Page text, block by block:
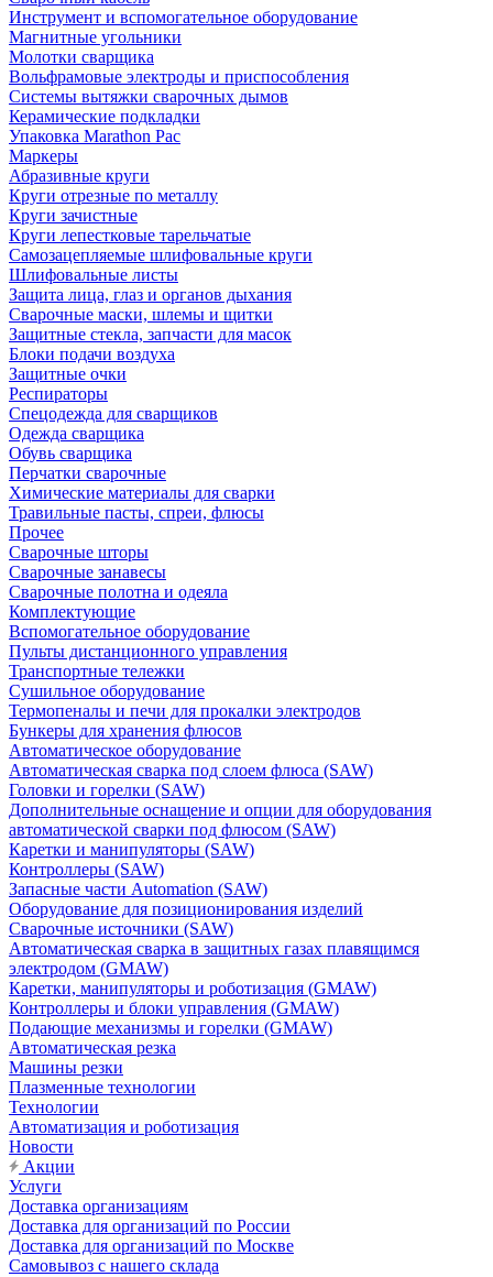
Инструмент и вспомогательное оборудование
Магнитные угольники
Молотки сварщика
Вольфрамовые электроды и приспособления
Системы вытяжки сварочных дымов
Керамические подкладки
Упаковка Marathon Pac
Маркеры
Абразивные круги
Круги отрезные по металлу
Круги зачистные
Круги лепестковые тарельчатые
Самозацепляемые шлифовальные круги
Шлифовальные листы
Защита лица, глаз и органов дыхания
Сварочные маски, шлемы и щитки
Защитные стекла, запчасти для масок
Блоки подачи воздуха
Защитные очки
Респираторы
Спецодежда для сварщиков
Одежда сварщика
Обувь сварщика
Перчатки сварочные
Химические материалы для сварки
Травильные пасты, спреи, флюсы
Прочее
Сварочные шторы
Сварочные занавесы
Сварочные полотна и одеяла
Комплектующие
Вспомогательное оборудование
Пульты дистанционного управления
Транспортные тележки
Сушильное оборудование
Термопеналы и печи для прокалки электродов
Бункеры для хранения флюсов
Автоматическое оборудование
Автоматическая сварка под слоем флюса (SAW)
Головки и горелки (SAW)
Дополнительные оснащение и опции для оборудования
автоматической сварки под флюсом (SAW)
Каретки и манипуляторы (SAW)
Контроллеры (SAW)
Запасные части Automation (SAW)
Оборудование для позиционирования изделий
Сварочные источники (SAW)
Автоматическая сварка в защитных газах плавящимся
электродом (GMAW)
Каретки, манипуляторы и роботизация (GMAW)
Контроллеры и блоки управления (GMAW)
Подающие механизмы и горелки (GMAW)
Автоматическая резка
Машины резки
Плазменные технологии
Технологии
Автоматизация и роботизация
Новости
Акции
Услуги
Доставка организациям
Доставка для организаций по России
Доставка для организаций по Москве
Самовывоз с нашего склада